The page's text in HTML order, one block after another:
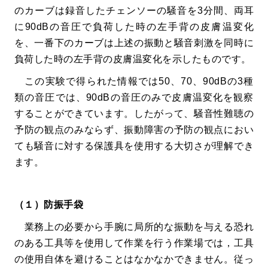
のカーブは録音したチェンソーの騒音を3分間、両耳
に90dBの音圧で負荷した時の左手背の皮膚温変化
を、一番下のカーブは上述の振動と騒音刺激を同時に
負荷した時の左手背の皮膚温変化を示したものです。
この実験で得られた情報では50、70、90dBの3種
類の音圧では、90dBの音圧のみで皮膚温変化を観察
することができています。したがって、騒音性難聴の
予防の観点のみならず、振動障害の予防の観点におい
ても騒音に対する保護具を使用する大切さが理解でき
ます。
（１）防振手袋
業務上の必要から手腕に局所的な振動を与える恐れ
のある工具等を使用して作業を行う作業場では，工具
の使用自体を避けることはなかなかできません。従っ